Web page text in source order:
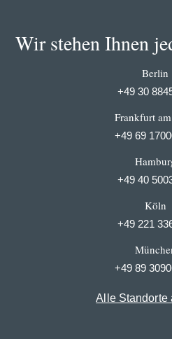
Wir stehen Ihnen
Berlin
+49 30
Frankfurt
+49 69
+49 40
Köln
+49 221
+49 89
Alle Standorte